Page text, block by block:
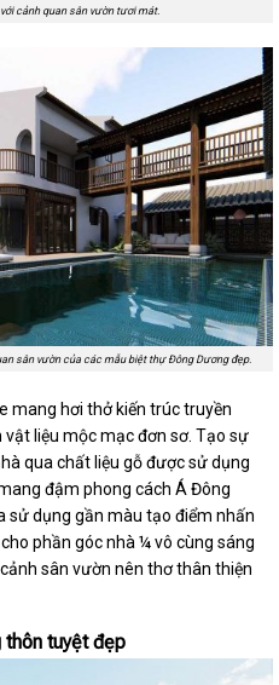
cảnh quan sân vườn tươi mát.
sân vườn của các mẫu biệt thự Đông Dương đẹp.
mang hơi thở kiến trúc truyền
liệu mộc mạc đơn sơ. Tạo sự
qua chất liệu gỗ được sử dụng
đậm phong cách Á Đông
sử dụng gần màu tạo điểm nhấn
phần góc nhà ¼ vô cùng sáng
sân vườn nên thơ thân thiện
thôn tuyệt đẹp